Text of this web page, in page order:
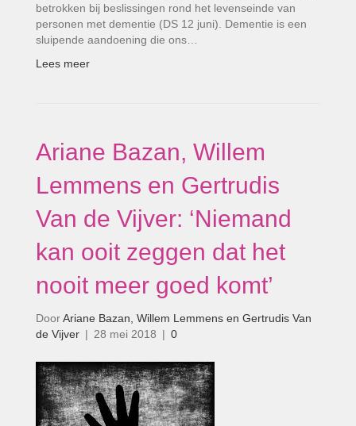
betrokken bij beslissingen rond het levenseinde van
personen met dementie (DS 12 juni). Dementie is een
sluipende aandoening die ons…
Lees meer
Ariane Bazan, Willem
Lemmens en Gertrudis
Van de Vijver: ‘Niemand
kan ooit zeggen dat het
nooit meer goed komt’
DoorAriane Bazan, Willem Lemmens en Gertrudis Van
de Vijver | 28 mei 2018 | 0